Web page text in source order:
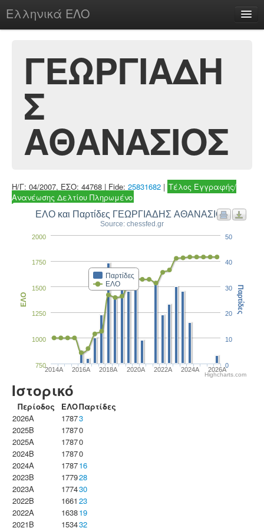
Ελληνικά ΕΛΟ
chesstu.be @ discord
Login
ΓΕΩΡΓΙΑΔΗ
Σ
ΑΘΑΝΑΣΙΟΣ
Η/Γ: 04/2007, ΕΣΟ: 44768 | Fide: 25831682 | Τέλος Εγγραφής/
Ανανέωσης Δελτίου Πληρωμένο
ΕΛΟ και Παρτίδες ΓΕΩΡΓΙΑΔΗΣ ΑΘΑΝΑΣΙΟΣ
Source: chessfed.gr
Παρτίδες
ΕΛΟ
2014A 2016A 2018A 2020A 2022A 2024A 2026A
750
1000
1250
1500
1750
2000
ΕΛΟ
0
10
20
30
40
50
Παρτίδες
Highcharts.com
Ιστορικό
Περίοδος ΕΛΟΠαρτίδες
2026A
17873
2025B
17870
2025A
17870
2024B
17870
2024A
178716
2023B
177928
2023Α
177430
2022B
1661 23
2022A
163819
2021B
153432